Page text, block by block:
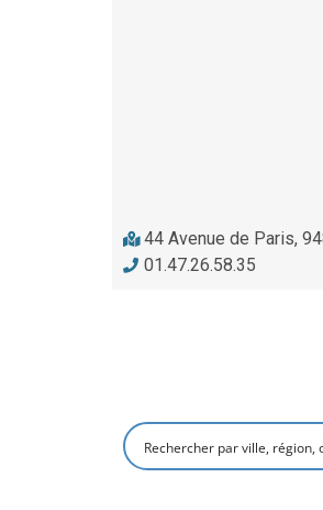
44 Avenue de Paris,
01.47.26.58.35